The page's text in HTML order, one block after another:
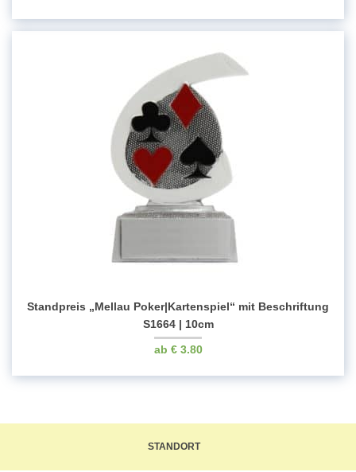
Standpreis „Mellau Poker|Kartenspiel“ mit Beschriftung
S1664 | 10cm
€3.80
STANDORT